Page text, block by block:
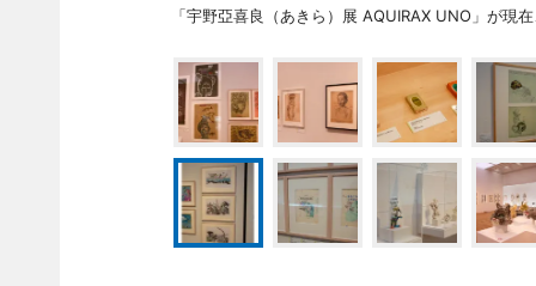
「宇野亞喜良（あきら）展 AQUIRAX UNO」が現